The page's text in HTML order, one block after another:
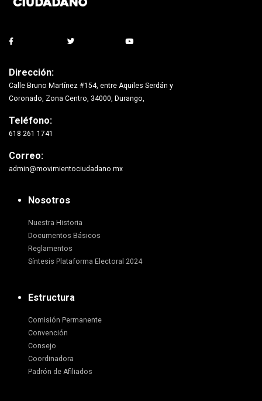
Dirección:
Calle Bruno Martínez #154, entre Aquiles Serdán y
Coronado, Zona Centro, 34000, Durango,
Teléfono:
618 261 1741
Correo:
admin@movimientociudadano.mx
Nosotros
Nuestra Historia
Documentos Básicos
Reglamentos
Síntesis Plataforma Electoral 2024
Estructura
Comisión Permanente
Convención
Consejo
Coordinadora
Padrón de Afiliados